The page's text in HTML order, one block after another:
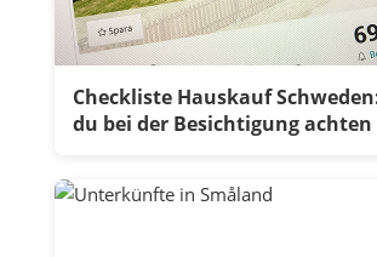
Checkliste Hauskauf
du bei der Besichtigung